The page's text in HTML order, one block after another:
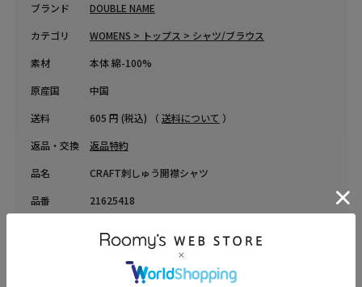
ブランド
DOUBLE NAME
カテゴリ
WOMENS > トップス > シャツ/ブラウス
素材
本体 綿-100%
原産国
中国
送料
605 円 (税込) （ 送料について ）
返品・交換
返品特約
品名
CRAFT刺しゅう開襟シャツ
品番
21625418